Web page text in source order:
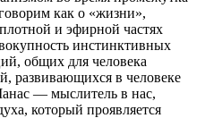
как о «жизни»,
и эфирной частях
инстинктивных
общих для человека
развивающихся в человеке
— мыслитель в нас,
который проявляется